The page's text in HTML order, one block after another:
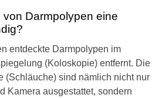
von Darmpolypen eine
entdeckte Darmpolypen im
(Koloskopie) entfernt. Die
(Schläuche) sind nämlich nicht nur
Kamera ausgestattet, sondern